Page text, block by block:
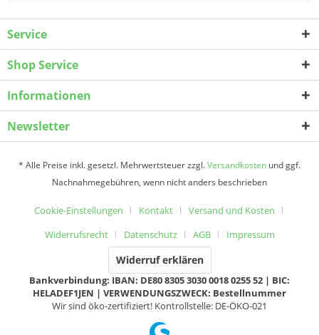
Service
Shop Service
Informationen
Newsletter
* Alle Preise inkl. gesetzl. Mehrwertsteuer zzgl.Versandkosten und ggf.
Nachnahmegebühren, wenn nicht anders beschrieben
Cookie-Einstellungen Kontakt
Versand und Kosten
Widerrufsrecht
Datenschutz AGB Impressum
Widerruf erklären
Bankverbindung: IBAN: DE80 8305 3030 0018 0255 52 | BIC:
HELADEF1JEN | VERWENDUNGSZWECK: Bestellnummer
Wir sind öko-zertifiziert! Kontrollstelle: DE-ÖKO-021